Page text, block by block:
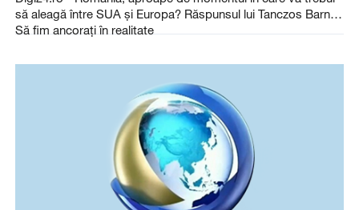
să aleagă între SUA și Europa? Răspunsul lui Tanczos Barna:
Să fim ancorați în realitate